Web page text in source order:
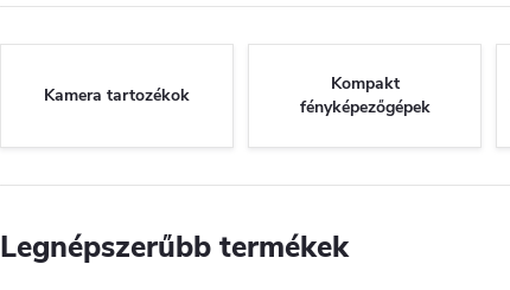
Kamera tartozékok
Kompakt
fényképezőgépek
Legnépszerűbb termékek